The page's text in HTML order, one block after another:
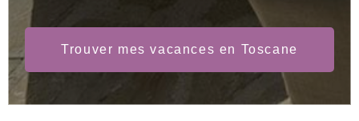
Trouver mes vacances en Toscane